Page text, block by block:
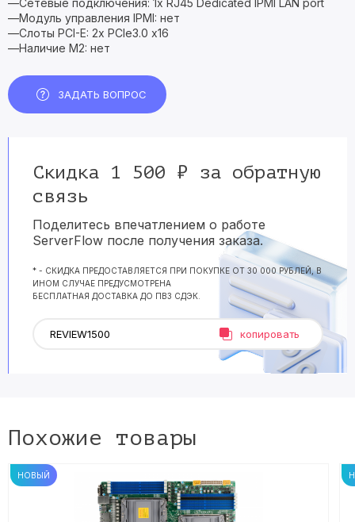
—Сетевые подключения: 1x RJ45 Dedicated IPMI LAN port
—Модуль управления IPMI: нет
—Слоты PCI-E: 2x PCIe3.0 x16
—Наличие M2: нет
ЗАДАТЬ ВОПРОС
Скидка 1 500 ₽ за обратную
связь
Поделитесь впечатлением о работе
ServerFlow после получения заказа.
* - СКИДКА ПРЕДОСТАВЛЯЕТСЯ ПРИ ПОКУПКЕ ОТ 30 000 РУБЛЕЙ, В
ИНОМ СЛУЧАЕ ПРЕДУСМОТРЕНА
БЕСПЛАТНАЯ ДОСТАВКА ДО ПВЗ СДЭК.
копировать
Похожие товары
НОВЫЙ